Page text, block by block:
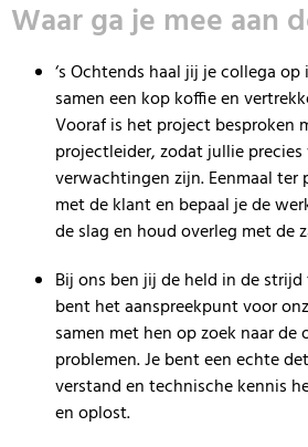
Waar ga je mee aan
‘s Ochtends haal jij je collega
samen een kop koffie en
Vooraf is het project besproken
projectleider, zodat jullie
verwachtingen zijn. Eenmaal ter
met de klant en bepaal je de
de slag en houd overleg met de
Bij ons ben jij de held in de
bent het aanspreekpunt voor
samen met hen op zoek naar de
problemen. Je bent een echte
verstand en technische kennis
en oplost.